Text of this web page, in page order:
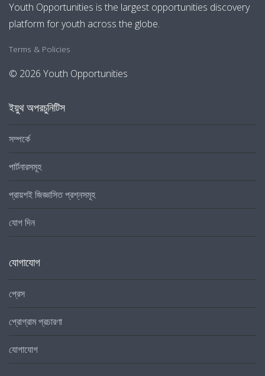
Youth Opportunities is the largest opportunities discovery
platform for youth across the globe.
Terms & Policies
© 2026 Youth Opportunities
ইয়ুথ অপরচুনিটিস
সম্পর্কে
পার্টনারসমূহ
প্রায়শই জিজ্ঞাসিত প্রশ্নসমূহ
যোগ দিন
যোগাযোগ
প্রেস
প্রোগ্রাম প্রচারণা
যোগাযোগ